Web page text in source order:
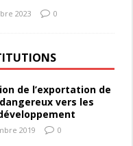
2023 0
de l’exportation de
vers les
2019 0